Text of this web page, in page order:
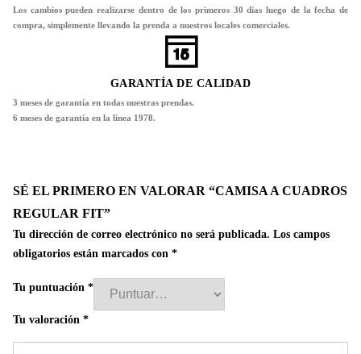
Los cambios pueden realizarse dentro de los primeros 30 días luego de la fecha de
compra, simplemente llevando la prenda a nuestros locales comerciales.
GARANTÍA DE CALIDAD
3 meses de garantía en todas nuestras prendas.
6 meses de garantía en la línea 1978.
SÉ EL PRIMERO EN VALORAR “CAMISA A CUADROS
REGULAR FIT”
Tu dirección de correo electrónico no será publicada. Los campos
obligatorios están marcados con *
Tu puntuación *
Tu valoración *